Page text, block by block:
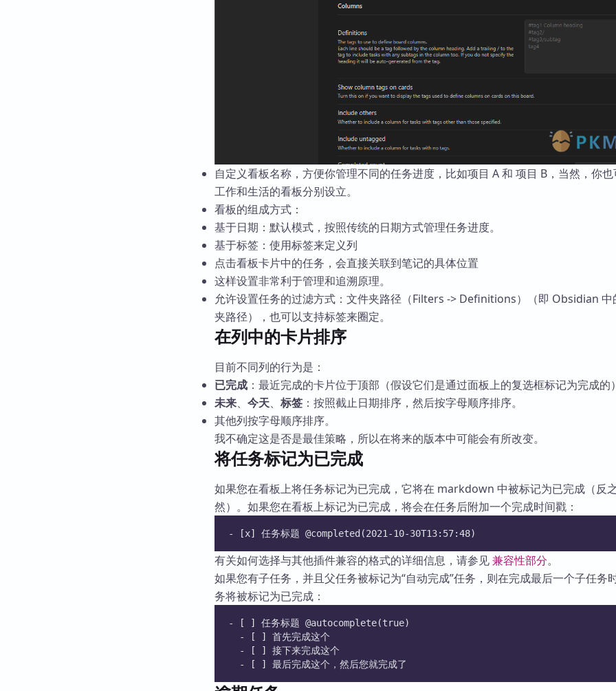
自定义看板名称，方便你管理不同的任务进度，比如项目 A 和 项目 B，当然，你
工作和生活的看板分别设立。
看板的组成方式：
基于日期：默认模式，按照传统的日期方式管理任务进度。
基于标签：使用标签来定义列
点击看板卡片中的任务，会直接关联到笔记的具体位置
这样设置非常利于管理和追溯原理。
允许设置任务的过滤方式：文件夹路径（Filters -> Definitions）（即 Obsidian 中
夹路径），也可以支持标签来圈定。
在列中的卡片排序
目前不同列的行为是：
已完成 ：最近完成的卡片位于顶部（假设它们是通过面板上的复选框标记为完成的
未来、 今天、 标签 ：按照截止日期排序，然后按字母顺序排序。
其他列按字母顺序排序。
我不确定这是否是最佳策略，所以在将来的版本中可能会有所改变。
将任务标记为已完成
如果您在看板上将任务标记为已完成，它将在 markdown 中被标记为已完成（反
然）。如果您在看板上标记为已完成，将会在任务后附加一个完成时间戳：
- [x] 任务标题 @completed(2021-10-30T13:57:48)
有关如何选择与其他插件兼容的格式的详细信息，请参见兼容性部分。
如果您有子任务，并且父任务被标记为“自动完成”任务，则在完成最后一个子任务
务将被标记为已完成：
- [ ] 任务标题 @autocomplete(true)
  - [ ] 首先完成这个
  - [ ] 接下来完成这个
  - [ ] 最后完成这个，然后您就完成了